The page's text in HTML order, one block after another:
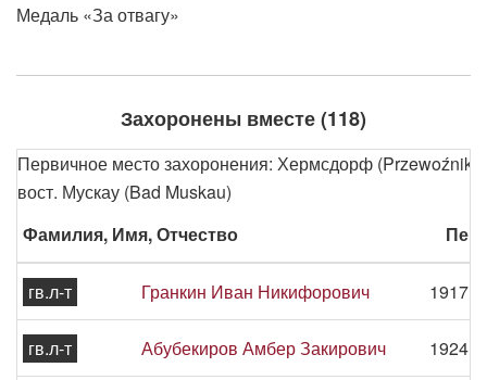
Медаль «За отвагу»
Захоронены вместе (118)
Первичное место захоронения: Хермсдорф (Przewoźniki)
вост. Мускау (Bad Muskau)
Фамилия, Имя, Отчество
гв.л-т Гранкин Иван Никифорович 1917 -
гв.л-т Абубекиров Амбер Закирович 1924 -